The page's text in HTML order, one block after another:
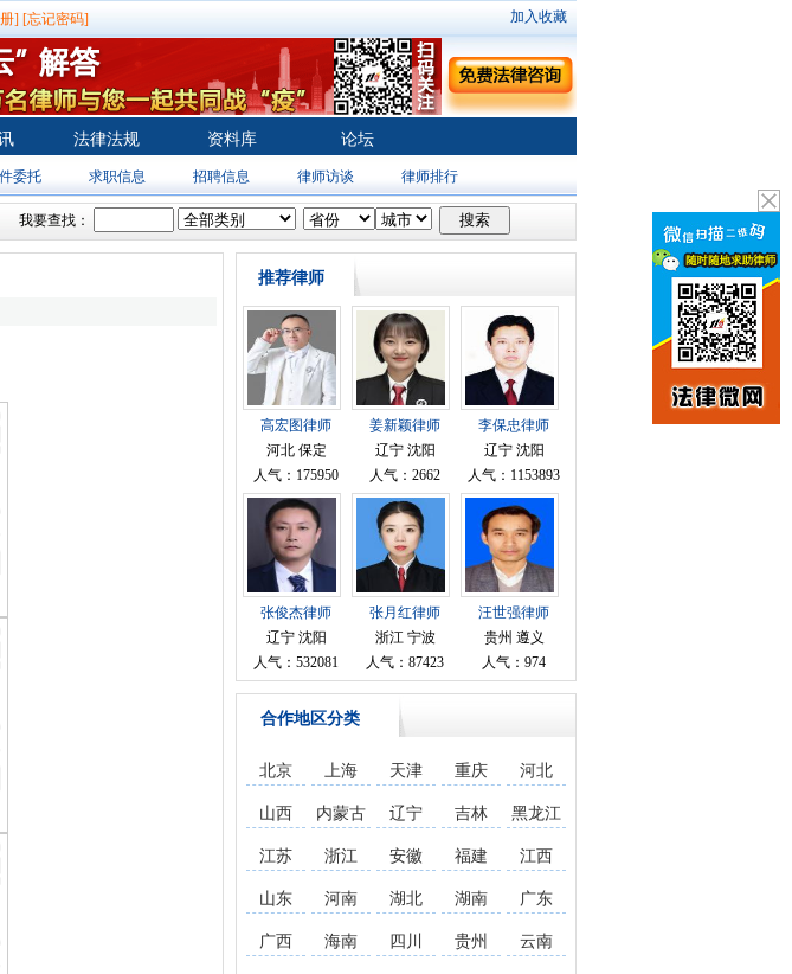
] [忘记密码] 加入收藏
法律法规 资料库 论坛
委托 求职信息 招聘信息 律师访谈 律师排行
我要查找：
推荐律师
高宏图律师
河北 保定
人气：175950
姜新颖律师
辽宁 沈阳
人气：2662
李保忠律师
辽宁 沈阳
人气：1153893
张俊杰律师
辽宁 沈阳
人气：532081
张月红律师
浙江 宁波
人气：87423
汪世强律师
贵州 遵义
人气：974
合作地区分类
北京 上海 天津 重庆 河北
山西 内蒙古 辽宁 吉林 黑龙江
江苏 浙江 安徽 福建 江西
山东 河南 湖北 湖南 广东
广西 海南 四川 贵州 云南